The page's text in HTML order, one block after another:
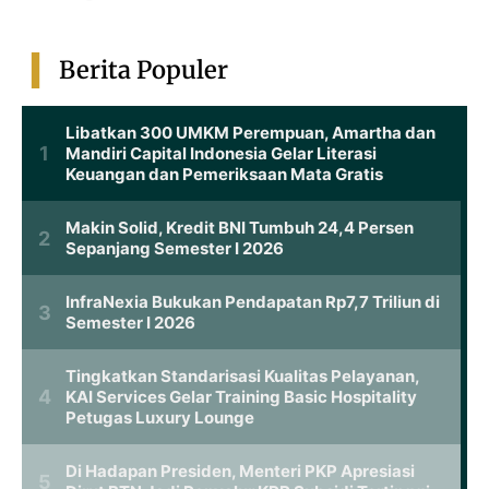
Berita Populer